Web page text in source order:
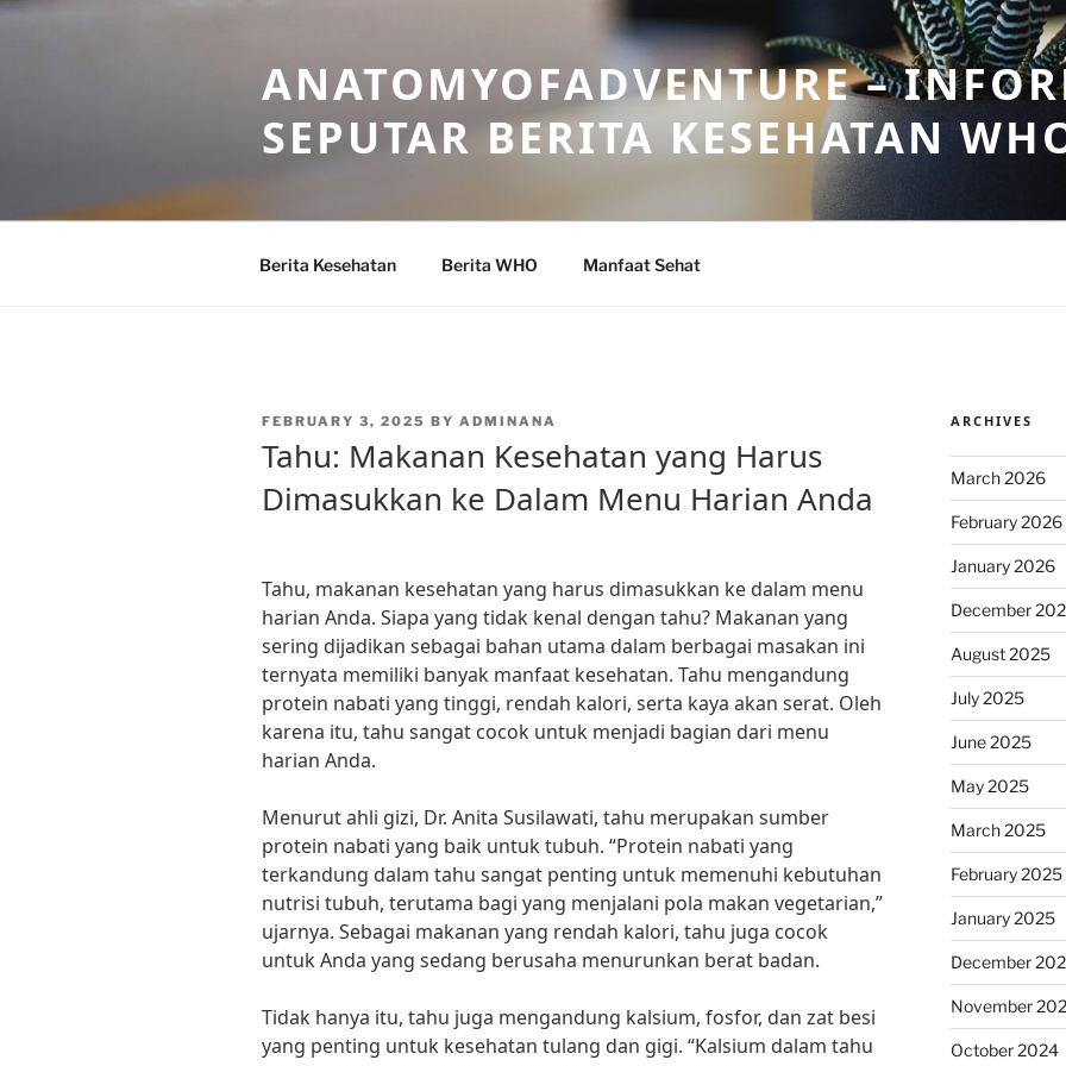
Skip
ANATOMYOFADVENTURE –
SEPUTAR BERITA KESEHATAN
Berita Kesehatan Berita WHO Manfaat Sehat
POSTED
FEBRUARY 3, 2025 BY ADMINANA
Tahu: Makanan Kesehatan yang Harus
Dimasukkan ke Dalam Menu Harian Anda
Tahu, makanan kesehatan yang harus dimasukkan ke dalam menu
harian Anda. Siapa yang tidak kenal dengan tahu? Makanan yang
sering dijadikan sebagai bahan utama dalam berbagai masakan ini
ternyata memiliki banyak manfaat kesehatan. Tahu mengandung
protein nabati yang tinggi, rendah kalori, serta kaya akan serat. Oleh
karena itu, tahu sangat cocok untuk menjadi bagian dari menu
harian Anda.
Menurut ahli gizi, Dr. Anita Susilawati, tahu merupakan sumber
protein nabati yang baik untuk tubuh. “Protein nabati yang
terkandung dalam tahu sangat penting untuk memenuhi kebutuhan
nutrisi tubuh, terutama bagi yang menjalani pola makan vegetarian,”
ujarnya. Sebagai makanan yang rendah kalori, tahu juga cocok
untuk Anda yang sedang berusaha menurunkan berat badan.
Tidak hanya itu, tahu juga mengandung kalsium, fosfor, dan zat besi
yang penting untuk kesehatan tulang dan gigi. “Kalsium dalam tahu
ARCHIVES
March 2026
February 2026
January 2026
December
August 2025
July 2025
June 2025
May 2025
March 2025
February 2025
January 2025
December
November
October 2024